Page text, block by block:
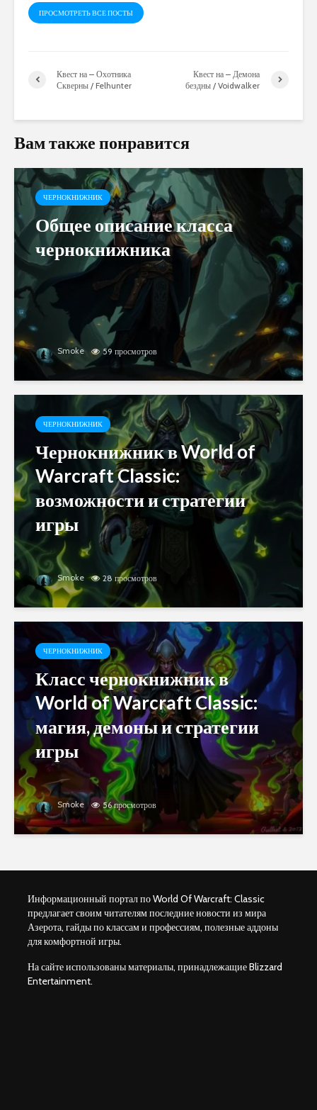
ПРОСМОТРЕТЬ ВСЕ ПОСТЫ
Квест на – Охотника
Скверны / Felhunter
Квест на – Демона
бездны / Voidwalker
Вам также понравится
ЧЕРНОКНИЖНИК
Общее описание класса
чернокнижника
Smoke 59 просмотров
ЧЕРНОКНИЖНИК
Чернокнижник в World of
Warcraft Classic:
возможности и стратегии
игры
Smoke 28 просмотров
ЧЕРНОКНИЖНИК
Класс чернокнижник в
World of Warcraft Classic:
магия, демоны и стратегии
игры
Smoke 56 просмотров
Информационный портал по World Of Warcraft: Classic
предлагает своим читателям последние новости из мира
Азерота, гайды по классам и профессиям, полезные аддоны
для комфортной игры.
На сайте использованы материалы, принадлежащие Blizzard
Entertainment.